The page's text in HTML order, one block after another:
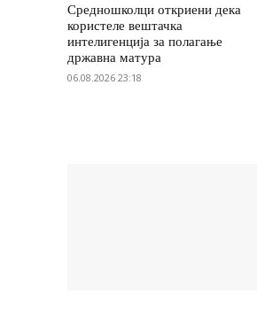
Средношколци откриени дека
користеле вештачка
интелигенција за полагање
државна матура
06.08.2026 23:18